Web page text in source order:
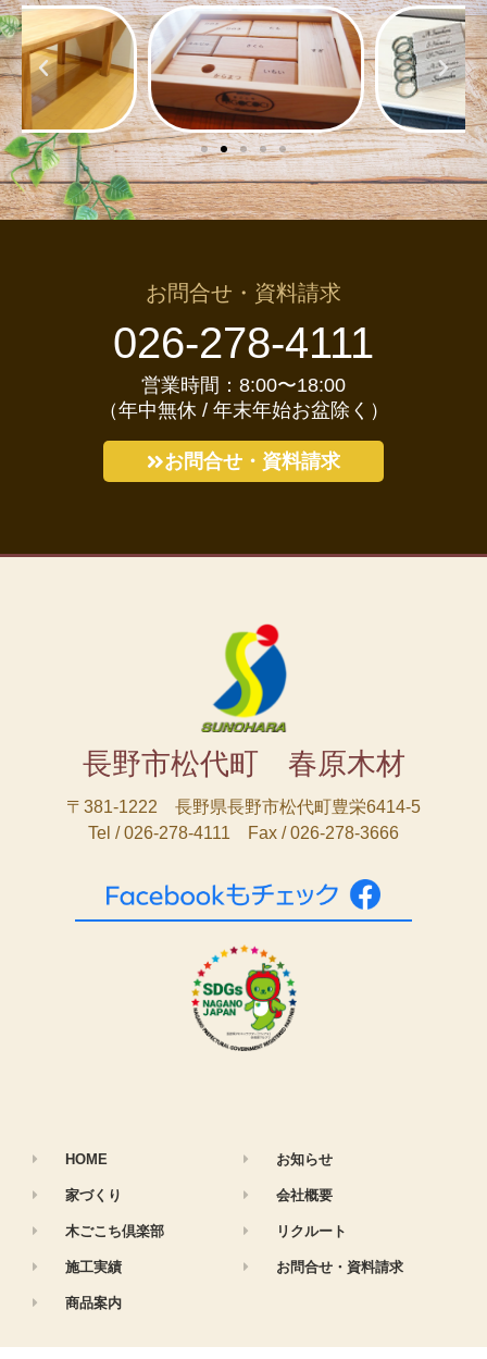
お問合せ・資料請求
026-278-4111
営業時間：8:00〜18:00
（年中無休 / 年末年始お盆除く）
お問合せ・資料請求
長野市松代町 春原木材
〒381-1222 長野県長野市松代町豊栄6414-5
Tel / 026-278-4111 Fax / 026-278-3666
HOME
家づくり
木ごこち倶楽部
施工実績
商品案内
お知らせ
会社概要
リクルート
お問合せ・資料請求